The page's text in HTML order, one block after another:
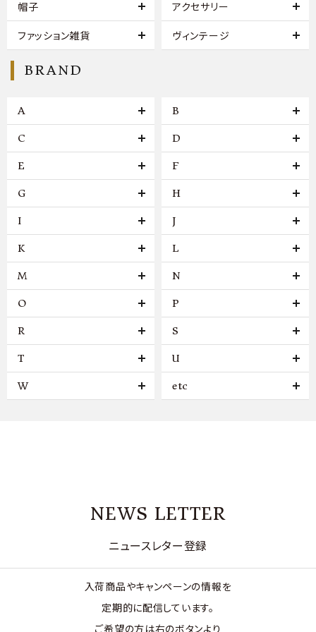
帽子 アクセサリー
ファッション雑貨 ヴィンテージ
BRAND
A B
C D
E F
G H
I J
K L
M N
O P
R S
T U
W etc
NEWS LETTER
ニュースレター登録
入荷商品やキャンペーンの情報を
定期的に配信しています。
ご希望の方は右のボタンより